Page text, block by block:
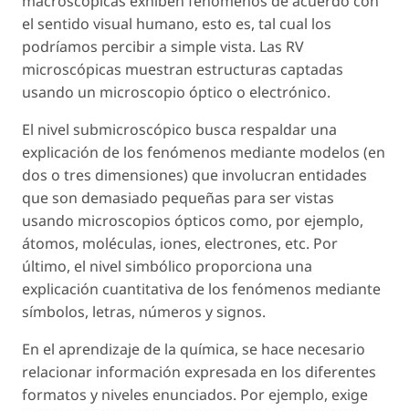
el sentido visual humano, esto es, tal cual los
podríamos percibir a simple vista. Las RV
microscópicas muestran estructuras captadas
usando un microscopio óptico o electrónico.
El nivel submicroscópico busca respaldar una
explicación de los fenómenos mediante modelos (en
dos o tres dimensiones) que involucran entidades
que son demasiado pequeñas para ser vistas
usando microscopios ópticos como, por ejemplo,
átomos, moléculas, iones, electrones, etc. Por
último, el nivel simbólico proporciona una
explicación cuantitativa de los fenómenos mediante
símbolos, letras, números y signos.
En el aprendizaje de la química, se hace necesario
relacionar información expresada en los diferentes
formatos y niveles enunciados. Por ejemplo, exige